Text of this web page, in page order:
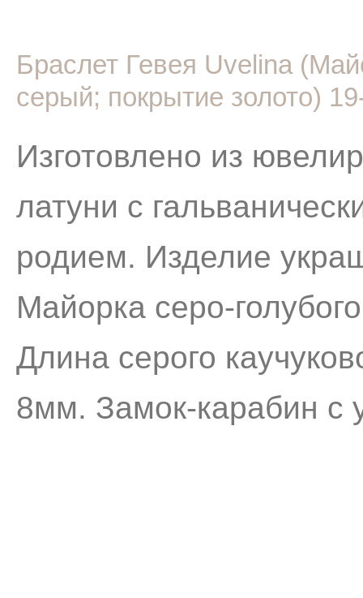
Браслет Гевея Uvelina
серый; покрытие золото)
Изготовлено из
латуни с
родием. Изделие
Майорка серо-
Длина серого
8мм. Замок-карабин с